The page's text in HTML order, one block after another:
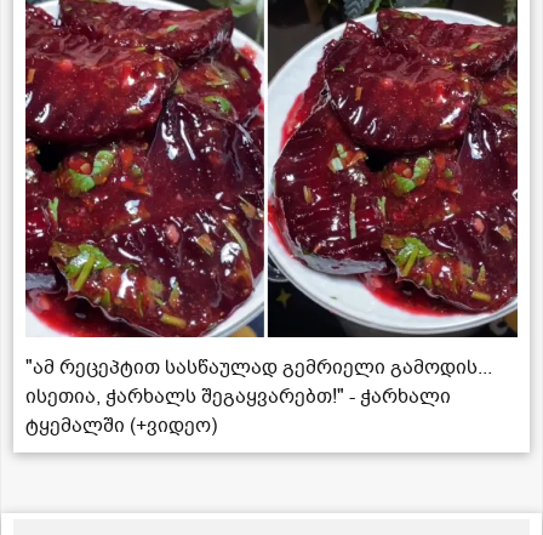
"ამ რეცეპტით სასწაულად გემრიელი გამოდის...
ისეთია, ჭარხალს შეგაყვარებთ!" - ჭარხალი
ტყემალში (+ვიდეო)